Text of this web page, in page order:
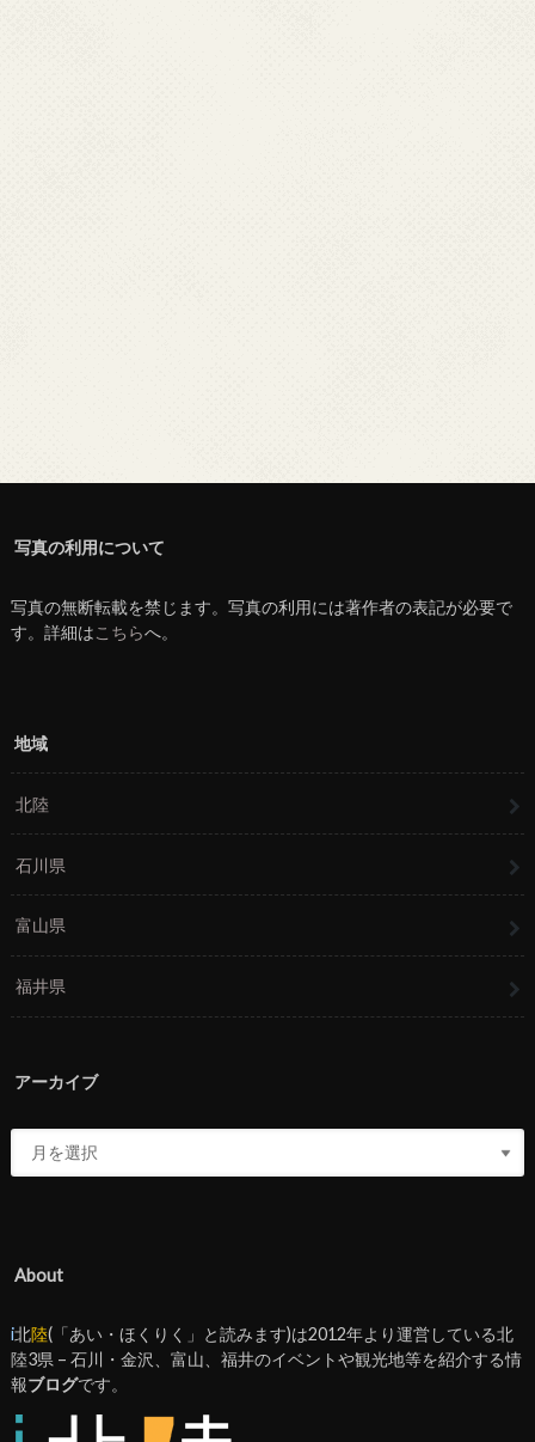
写真の利用について
写真の無断転載を禁じます。写真の利用には著作者の表記が必要で
す。詳細はこちらへ。
地域
北陸
石川県
富山県
福井県
アーカイブ
About
i北陸(「あい・ほくりく」と読みます)は2012年より運営している北
陸3県 – 石川・金沢、富山、福井のイベントや観光地等を紹介する情
報ブログです。